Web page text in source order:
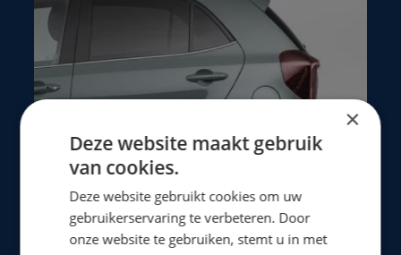
×
Deze website maakt gebruik
van cookies.
Deze website gebruikt cookies om uw
gebruikerservaring te verbeteren. Door
onze website te gebruiken, stemt u in met